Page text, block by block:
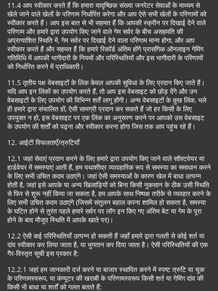
11.4 आप स्वीकार करते हैं कि हमारा यादृच्छिक संख्या जनरेटर सेवाओं के माध्यम से
खेले जाने वाले खेलों के परिणाम निर्धारित करेगा और आप ऐसे सभी खेलों के परिणामों को
स्वीकार करते हैं। आप इस बात से भी सहमत हैं कि आपकी स्क्रीन पर दिखाई देने वाले
परिणाम और हमारे द्वारा उपयोग किए जाने वाले गेम सर्वर के बीच असहमति की
अप्रत्याशित स्थिति में, गेम सर्वर पर दिखाई देने वाला परिणाम मान्य होगा, और आप
स्वीकार करते हैं और सहमत हैं कि हमारे रिकॉर्ड अंतिम होंगे प्रासंगिक ऑनलाइन गेमिंग
गतिविधि में आपकी भागीदारी के नियमों और परिस्थितियों और इस भागीदारी के परिणामों
को निर्धारित करने में प्राधिकारी।
11.5 तृतीय पक्ष वेबसाइटों के लिंक केवल आपकी सुविधा के लिए प्रदान किए जाते हैं।
यदि आप इन लिंकों का उपयोग करते हैं, तो आप इस वेबसाइट को छोड़ देंगे और उन
वेबसाइटों के लिए उपयोग की विभिन्न शर्तें लागू होंगी। अन्य वेबसाइटों के कुछ लिंक, भले
ही हमारे द्वारा संचालित हों, ऐसी सामग्री प्रदान कर सकते हैं जो हर किसी के लिए
उपयुक्त न हो, इस वेबसाइट पर एक लिंक का अनुसरण करने पर आपको उस वेबसाइट
के उपयोग की शर्तों को पढ़ना और स्वीकार करना होगा जिस तक आप पहुंच रहे हैं।
12. आईटी विफलताएँ/त्रुटियाँ
12.1 जहां सेवाएं प्रदान करने के लिए हमारे द्वारा उपयोग किए जाने वाले सॉफ़्टवेयर या
हार्डवेयर में समस्याएं आती हैं, हम यथाशीघ्र व्यावहारिक रूप से समस्या का समाधान करने
के लिए सभी उचित कदम उठाएंगे। जहां ऐसी समस्याओं के कारण खेल में बाधा उत्पन्न
होती है, जहां इसे आपके या अन्य खिलाड़ियों को बिना किसी नुकसान के ठीक उसी स्थिति
से फिर से शुरू नहीं किया जा सकता है, हम आपके साथ निष्पक्ष तरीके से व्यवहार करने के
लिए सभी उचित कदम उठाएंगे (जिसमें संतुलन बहाल करना शामिल हो सकता है, समस्या
के घटित होने से तुरंत पहले हमारे सर्वर पर लॉग इन किए गए अंतिम बेट या गेम के पूरा
होने के बाद मौजूद स्थिति में आपके खाते पर)।
12.2 ऐसी कई परिस्थितियाँ उत्पन्न हो सकती हैं जहाँ हमारे द्वारा गलती से कोई शर्त या
दांव स्वीकार कर लिया जाता है, या भुगतान कर दिया जाता है। ऐसी परिस्थितियों की एक
गैर-विस्तृत सूची इस प्रकार है:
12.2.1 जहां हम जानकारी दर्ज करने या बाजार स्थापित करने में स्पष्ट त्रुटि या चूक
के परिणामस्वरूप, या कंप्यूटर की खराबी के परिणामस्वरूप किसी शर्त या गेमिंग दांव की
किसी भी बाधा या शर्तों को गलत बताते हैं;